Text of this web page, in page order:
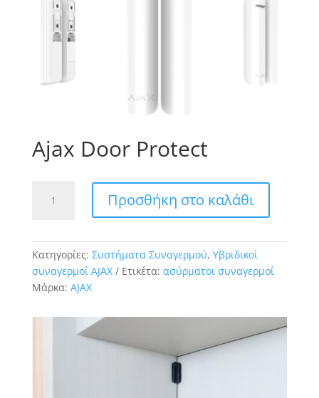
Ajax Door Protect
Door
Προσθήκη στο καλάθι
Κατηγορίες: Συστήματα Συναγερμού, Υβριδικοί
συναγερμοί AJAX
Ετικέτα: ασύρματοι συναγερμοί
Μάρκα: AJAX